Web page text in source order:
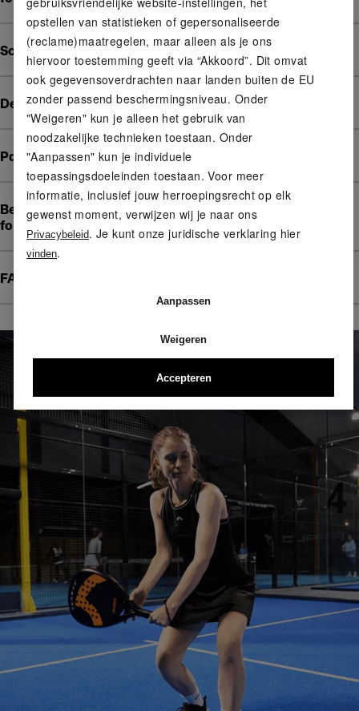
Schlagbewegung: ruhig, geführt, stabil
De forehand in de spelcontext
Padeltip voor beginners
Betrouwbaarheid in plaats van snelheid bij de padel-
forehand
FAQ – Veelgestelde vragen over de padel-forehand
opstellen van statistieken of gepersonaliseerde
(reclame)maatregelen, maar alleen als je ons
hiervoor toestemming geeft via “Akkoord”. Dit omvat
ook gegevensoverdrachten naar landen buiten de EU
zonder passend beschermingsniveau. Onder
"Weigeren" kun je alleen het gebruik van
noodzakelijke technieken toestaan. Onder
"Aanpassen" kun je individuele
toepassingsdoeleinden toestaan. Voor meer
informatie, inclusief jouw herroepingsrecht op elk
gewenst moment, verwijzen wij je naar ons
Privacybeleid. Je kunt onze juridische verklaring hier
vinden.
Aanpassen
Weigeren
Accepteren